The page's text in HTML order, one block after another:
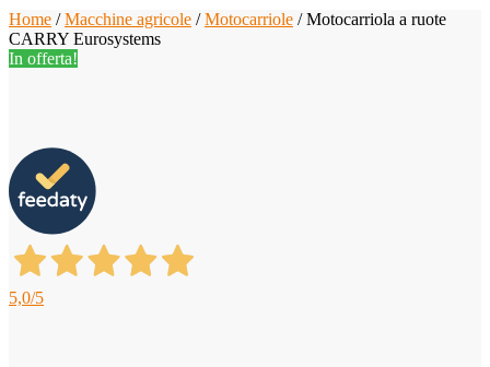
Home /Macchine agricole /Motocarriole /Motocarriola a ruote
CARRY Eurosystems
In offerta!
5,0/5